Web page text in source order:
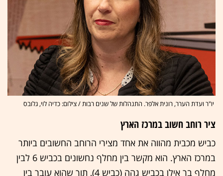
יו"ר ועדת הערר, רונית אלפר. התנהלות של שנים רבות / צילום: כדיה לוי, גלובס
ציר רוחב חשוב במרכז הארץ
כביש מכבית מהווה את אחד מצירי הרוחב החשובים ביותר
במרכז הארץ. הוא מקשר בין מחלף נחשונים בכביש 6 לבין
מחלף בר אילן בכביש גהה (כביש 4), תוך שהוא עובר בין